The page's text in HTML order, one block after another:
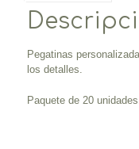
Pegatinas
los detalles.
Paquete de 20